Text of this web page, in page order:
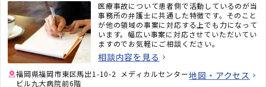
医療事故について患者側で活動しているのが当
事務所の弁護士に共通した特徴です。そのこと
が他の領域の事案に対応する上でも力になって
います。幅広い事案に対応させていただいてい
ますのでお気軽にご相談ください。
相談内容を見る
福岡県福岡市東区馬出1-10-2 メディカルセンター
ビル九大病院前6階
地図・アクセス